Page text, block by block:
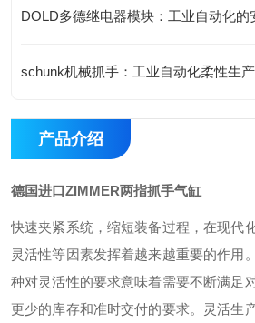
DOLD多德继电器模块：工业自动化的
schunk机械抓手：工业自动化柔性生
产品介绍
德国进口ZIMMER两指抓手气缸
快速夹紧系统，缩短装备过程，在现代
灵活性等因素发挥着越来越重要的作用
种对灵活性的要求意味着需要不断满足
更少的库存和准时交付的要求。灵活生